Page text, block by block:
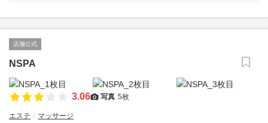
店舗公式
NSPA
3.06 写真 5枚
エステ マッサージ